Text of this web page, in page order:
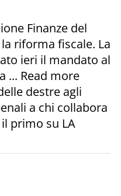
Finanze del
riforma fiscale. La
ieri il mandato al
... Read more
destre agli
a chi collabora
primo su LA